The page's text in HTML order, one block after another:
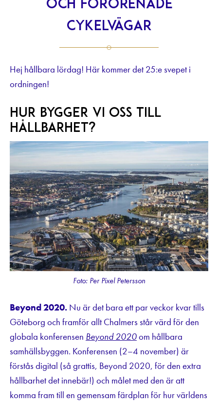
och förorenade
cykelvägar
Hej hållbara lördag! Här kommer det 25:e svepet i
ordningen!
Hur bygger vi oss till
hållbarhet?
Foto: Per Pixel Petersson
Beyond 2020. Nu är det bara ett par veckor kvar tills
Göteborg och framför allt Chalmers står värd för den
globala konferensen Beyond 2020om hållbara
samhällsbyggen. Konferensen (2–4 november) är
förstås digital (så grattis, Beyond 2020, för den extra
hållbarhet det innebär!) och målet med den är att
komma fram till en gemensam färdplan för hur världens